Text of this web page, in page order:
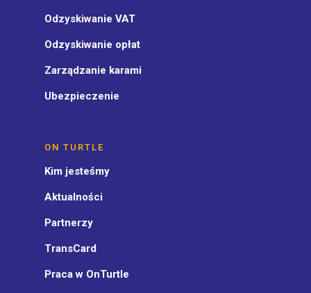
Odzyskiwanie VAT
Odzyskiwanie opłat
Zarządzanie karami
Ubezpieczenie
ON TURTLE
Kim jesteśmy
Aktualności
Partnerzy
TransCard
Praca w OnTurtle